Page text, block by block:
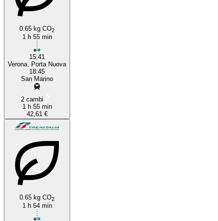
0.65 kg CO2
1 h 55 min
15:41
Verona, Porta Nuova
18:45
San Marino
2 cambi
1 h 55 min
42,61 €
0.65 kg CO2
1 h 54 min